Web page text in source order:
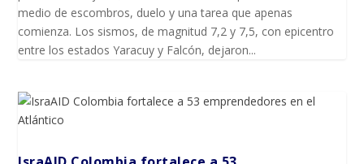
medio de escombros, duelo y una tarea que apenas
comienza. Los sismos, de magnitud 7,2 y 7,5, con epicentro
entre los estados Yaracuy y Falcón, dejaron...